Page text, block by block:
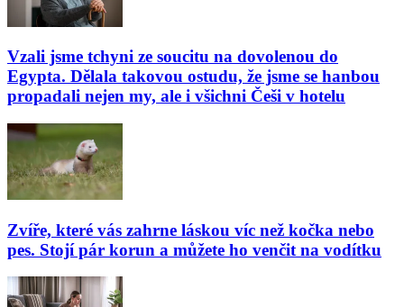
Vzali jsme tchyni ze soucitu na dovolenou do
Egypta. Dělala takovou ostudu, že jsme se hanbou
propadali nejen my, ale i všichni Češi v hotelu
Zvíře, které vás zahrne láskou víc než kočka nebo
pes. Stojí pár korun a můžete ho venčit na vodítku